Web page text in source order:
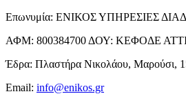
Επωνυμία: ΕΝΙΚΟΣ ΥΠΗΡΕΣΙΕΣ
ΑΦΜ: 800384700 ΔΟΥ: ΚΕΦΟΔΕ
Έδρα: Πλαστήρα Νικολάου, Μαρούσι,
Email: info@enikos.gr